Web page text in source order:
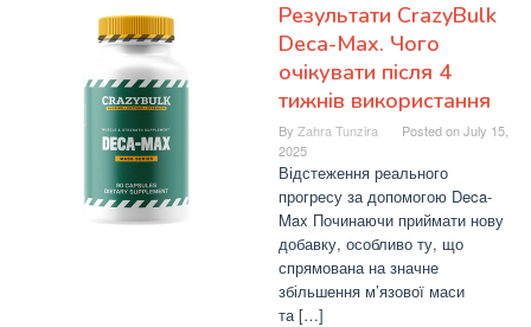
Результати CrazyBulk
Deca-Max. Чого
очікувати після 4
тижнів використання
By Zahra Tunzira Posted onJuly 15,
2025
Відстеження реального
прогресу за допомогою Deca-
Max Починаючи приймати нову
добавку, особливо ту, що
спрямована на значне
збільшення м’язової маси
та […]